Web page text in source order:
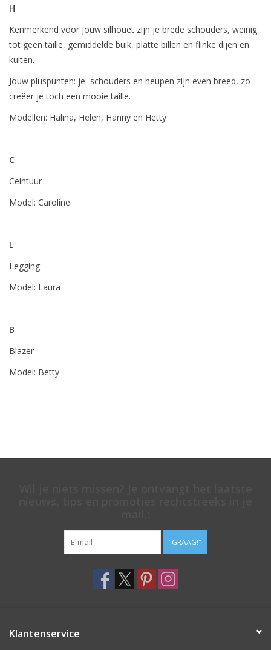
H
Kenmerkend voor jouw silhouet zijn je brede schouders, weinig
tot geen taille, gemiddelde buik, platte billen en flinke dijen en
kuiten.
Jouw pluspunten: je schouders en heupen zijn even breed, zo
creëer je toch een mooie taille.
Modellen: Halina, Helen, Hanny en Hetty
C
Ceintuur
Model: Caroline
L
Legging
Model: Laura
B
Blazer
Model: Betty
"GRAAG!"
Klantenservice